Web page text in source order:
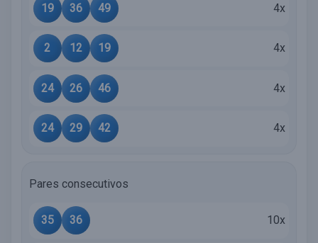
19 36 49 4x
2 12 19 4x
24 26 46 4x
24 29 42 4x
Pares consecutivos
35 36 10x